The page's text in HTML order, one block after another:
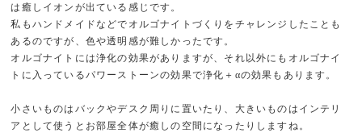
は癒しイオンが出ている感じです。
私もハンドメイドなどでオルゴナイトづくりをチャレンジしたことも
あるのですが、色や透明感が難しかったです。
オルゴナイトには浄化の効果がありますが、それ以外にもオルゴナイ
トに入っているパワーストーンの効果で浄化＋αの効果もあります。
小さいものはバックやデスク周りに置いたり、大きいものはインテリ
アとして使うとお部屋全体が癒しの空間になったりしますね。